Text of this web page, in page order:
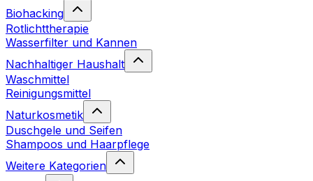
Biohacking
Rotlichttherapie
Wasserfilter und Kannen
Nachhaltiger Haushalt
Waschmittel
Reinigungsmittel
Naturkosmetik
Duschgele und Seifen
Shampoos und Haarpflege
Weitere Kategorien